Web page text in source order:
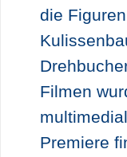
die
Filmen
Premiere